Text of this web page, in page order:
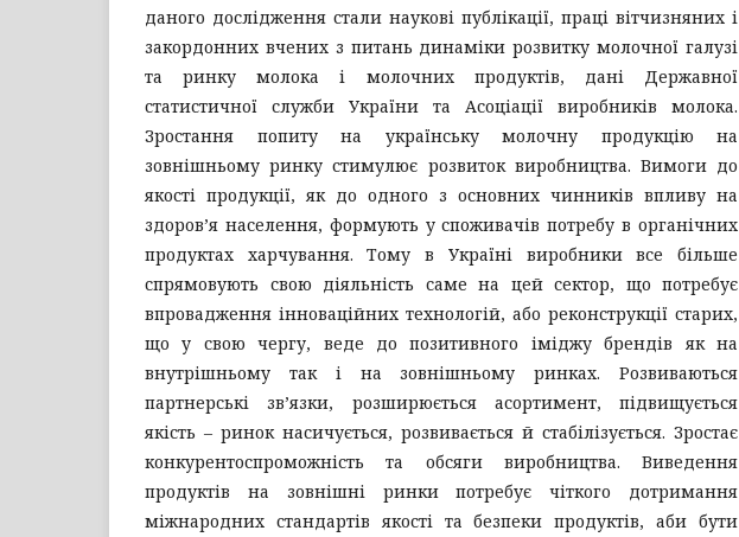
даного дослідження стали наукові публікації, праці вітчизняних і
закордонних вчених з питань динаміки розвитку молочної галузі
та ринку молока і молочних продуктів, дані Державної
статистичної служби України та Асоціації виробників молока.
Зростання попиту на українську молочну продукцію на
зовнішньому ринку стимулює розвиток виробництва. Вимоги до
якості продукції, як до одного з основних чинників впливу на
здоров’я населення, формують у споживачів потребу в органічних
продуктах харчування. Тому в Україні виробники все більше
спрямовують свою діяльність саме на цей сектор, що потребує
впровадження інноваційних технологій, або реконструкції старих,
що у свою чергу, веде до позитивного іміджу брендів як на
внутрішньому так і на зовнішньому ринках. Розвиваються
партнерські зв’язки, розширюється асортимент, підвищується
якість – ринок насичується, розвивається й стабілізується. Зростає
конкурентоспроможність та обсяги виробництва. Виведення
продуктів на зовнішні ринки потребує чіткого дотримання
міжнародних стандартів якості та безпеки продуктів, аби бути